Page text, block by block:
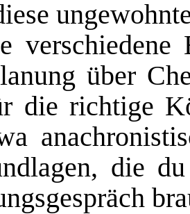
verschiedene
über
die richtige
die